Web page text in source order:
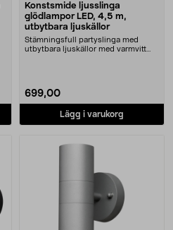
Konstsmide ljusslinga
glödlampor LED, 4,5 m,
utbytbara ljuskällor
Stämningsfull partyslinga med
utbytbara ljuskällor med varmvitt
699,00
Lägg i varukorg